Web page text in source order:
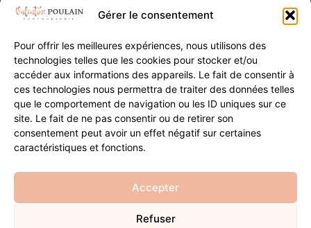
Gérer le consentement
Pour offrir les meilleures expériences, nous utilisons des
technologies telles que les cookies pour stocker et/ou
accéder aux informations des appareils. Le fait de consentir à
ces technologies nous permettra de traiter des données telles
que le comportement de navigation ou les ID uniques sur ce
site. Le fait de ne pas consentir ou de retirer son
consentement peut avoir un effet négatif sur certaines
caractéristiques et fonctions.
Accepter
Refuser
Contact
20B Grand Rue 68180 Horbourg-Wihr
06 84 93 03 01
contact@valentinepoulain.com